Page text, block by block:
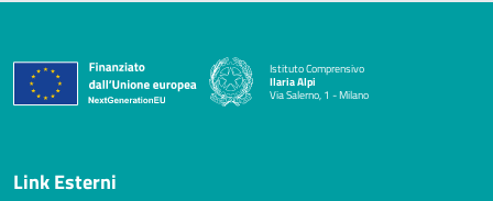
Istituto Comprensivo
Ilaria Alpi
Via Salerno, 1 - Milano
— Visita la pagina iniziale della scuola
Link Esterni